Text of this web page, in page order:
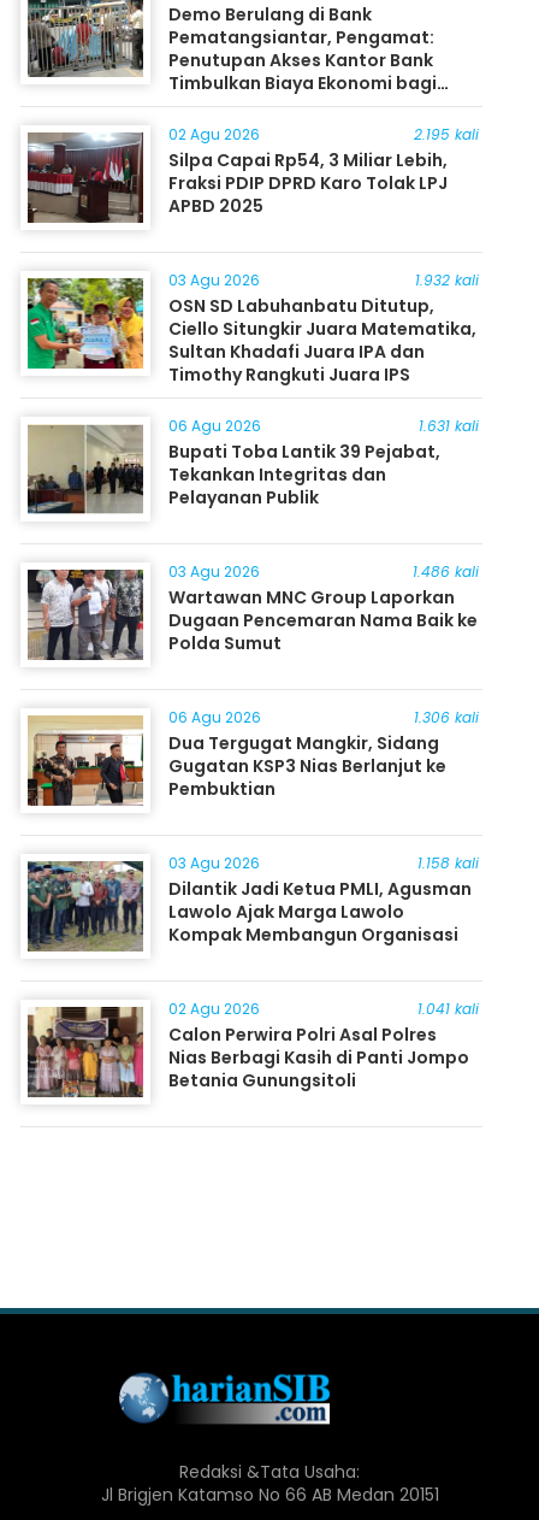
Demo Berulang di Bank
Pematangsiantar, Pengamat:
Penutupan Akses Kantor Bank
Timbulkan Biaya Ekonomi bagi
Masyarakat
02 Agu 2026 2.195 kali
Silpa Capai Rp54, 3 Miliar Lebih,
Fraksi PDIP DPRD Karo Tolak LPJ
APBD 2025
03 Agu 2026 1.932 kali
OSN SD Labuhanbatu Ditutup,
Ciello Situngkir Juara Matematika,
Sultan Khadafi Juara IPA dan
Timothy Rangkuti Juara IPS
06 Agu 2026 1.631 kali
Bupati Toba Lantik 39 Pejabat,
Tekankan Integritas dan
Pelayanan Publik
03 Agu 2026 1.486 kali
Wartawan MNC Group Laporkan
Dugaan Pencemaran Nama Baik ke
Polda Sumut
06 Agu 2026 1.306 kali
Dua Tergugat Mangkir, Sidang
Gugatan KSP3 Nias Berlanjut ke
Pembuktian
03 Agu 2026 1.158 kali
Dilantik Jadi Ketua PMLI, Agusman
Lawolo Ajak Marga Lawolo
Kompak Membangun Organisasi
02 Agu 2026 1.041 kali
Calon Perwira Polri Asal Polres
Nias Berbagi Kasih di Panti Jompo
Betania Gunungsitoli
Redaksi &Tata Usaha:
Jl Brigjen Katamso No 66 AB Medan 20151